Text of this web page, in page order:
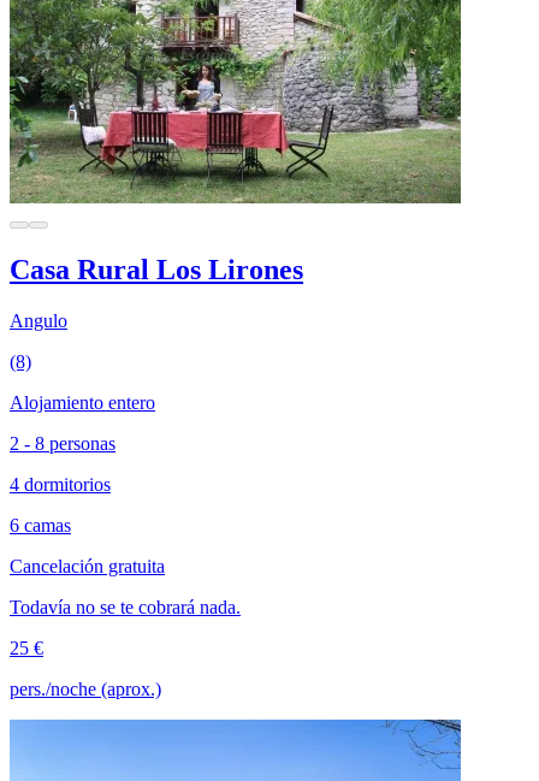
Casa Rural Los Lirones
Angulo
(8)
Alojamiento entero
2 - 8 personas
4 dormitorios
6 camas
Cancelación gratuita
Todavía no se te cobrará nada.
25 €
pers./noche (aprox.)